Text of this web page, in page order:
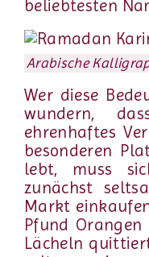
beliebtesten
Arabische
Wer diese
wundern,
ehrenhaftes
besonderen
lebt, muss
zunächst
Markt
Pfund
Lächeln